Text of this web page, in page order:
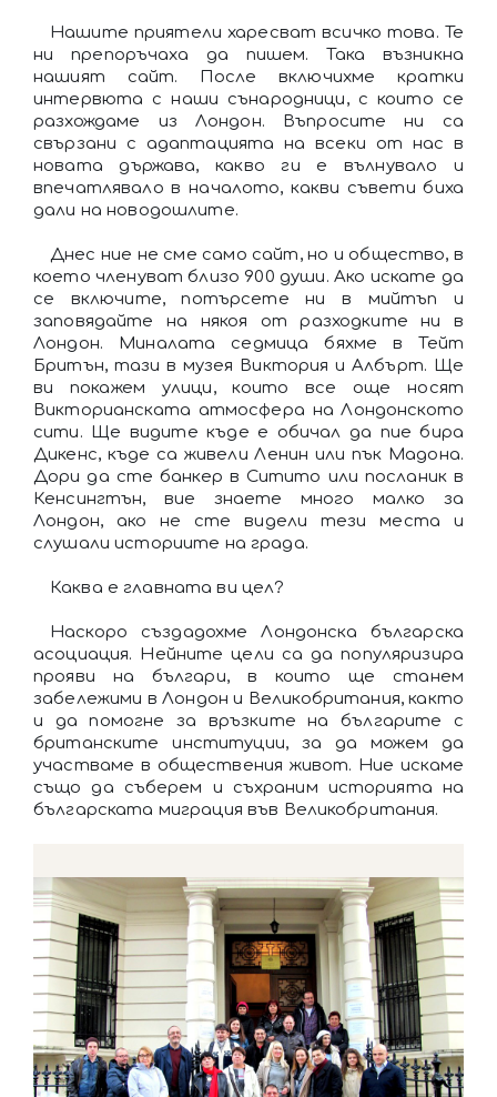
Нашите приятели харесват всичко това. Те
ни препоръчаха да пишем. Така възникна
нашият сайт. После включихме кратки
интервюта с наши сънародници, с които се
разхождаме из Лондон. Въпросите ни са
свързани с адаптацията на всеки от нас в
новата държава, какво ги е вълнувало и
впечатлявало в началото, какви съвети биха
дали на новодошлите.
Днес ние не сме само сайт, но и общество, в
което членуват близо 900 души. Ако искате да
се включите, потърсете ни в мийтъп и
заповядайте на някоя от разходките ни в
Лондон. Миналата седмица бяхме в Тейт
Бритън, тази в музея Виктория и Албърт. Ще
ви покажем улици, които все още носят
Викторианската атмосфера на Лондонското
сити. Ще видите къде е обичал да пие бира
Дикенс, къде са живели Ленин или пък Мадона.
Дори да сте банкер в Ситито или посланик в
Кенсингтън, вие знаете много малко за
Лондон, ако не сте видели тези места и
слушали историите на града.
Каква е главната ви цел?
Наскоро създадохме Лондонска българска
асоциация. Нейните цели са да популяризира
прояви на българи, в които ще станем
забележими в Лондон и Великобритания, както
и да помогне за връзките на българите с
британските институции, за да можем да
участваме в обществения живот. Ние искаме
също да съберем и съхраним историята на
българската миграция във Великобритания.